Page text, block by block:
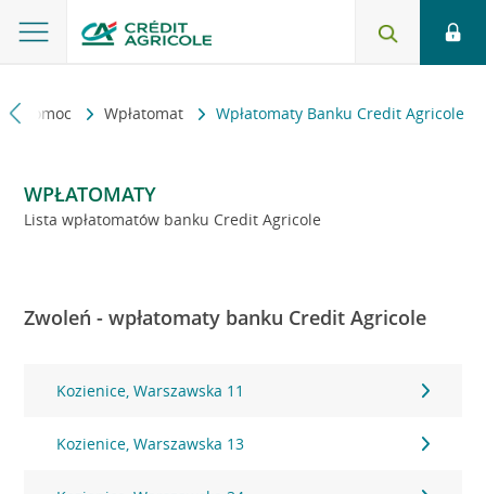
i pomoc Wpłatomat Wpłatomaty Banku Credit Agricole
WPŁATOMATY
Lista wpłatomatów banku Credit Agricole
Zwoleń - wpłatomaty banku Credit Agricole
Kozienice, Warszawska 11
Kozienice, Warszawska 13